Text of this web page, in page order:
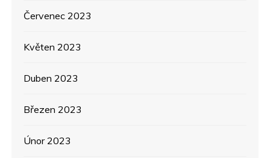
Červenec 2023
Květen 2023
Duben 2023
Březen 2023
Únor 2023